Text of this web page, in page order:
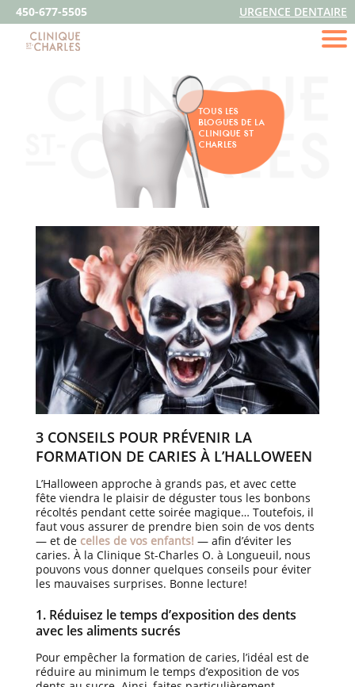
450-677-5505 URGENCE DENTAIRE
TOUS LES
BLOGUES DE LA
CLINIQUE ST
CHARLES
3 CONSEILS POUR PRÉVENIR LA
FORMATION DE CARIES À L’HALLOWEEN
L’Halloween approche à grands pas, et avec cette
fête viendra le plaisir de déguster tous les bonbons
récoltés pendant cette soirée magique… Toutefois, il
faut vous assurer de prendre bien soin de vos dents
— et de celles de vos enfants! — afin d’éviter les
caries. À la Clinique St-Charles O. à Longueuil, nous
pouvons vous donner quelques conseils pour éviter
les mauvaises surprises. Bonne lecture!
1. Réduisez le temps d’exposition des dents
avec les aliments sucrés
Pour empêcher la formation de caries, l’idéal est de
réduire au minimum le temps d’exposition de vos